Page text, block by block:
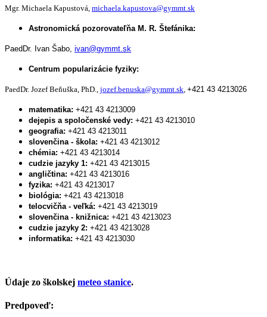
Mgr. Michaela Kapustová, michaela.kapustova@gymmt.sk
Astronomická pozorovateľňa M. R. Štefánika:
PaedDr. Ivan Šabo, ivan@gymmt.sk
Centrum popularizácie fyziky:
PaedDr. Jozef Beňuška, PhD., jozef.benuska@gymmt.sk, +421 43 4213026
matematika: +421 43 4213009
dejepis a spoločenské vedy: +421 43 4213010
geografia: +421 43 4213011
slovenčina - škola: +421 43 4213012
chémia: +421 43 4213014
cudzie jazyky 1: +421 43 4213015
angličtina: +421 43 4213016
fyzika: +421 43 4213017
biológia: +421 43 4213018
telocvičňa - veľká: +421 43 4213019
slovenčina - knižnica: +421 43 4213023
cudzie jazyky 2: +421 43 4213028
informatika: +421 43 4213030
Údaje zo školskej meteo stanice.
Predpoveď: